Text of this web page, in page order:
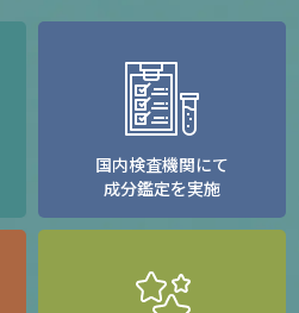
国内検査機関にて
成分鑑定を実施